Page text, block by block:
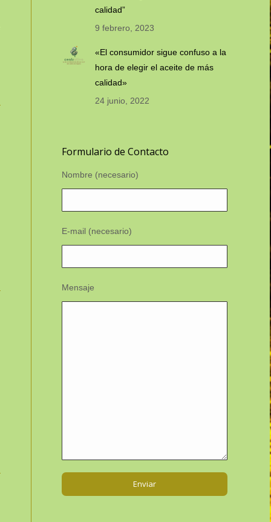
calidad”
9 febrero, 2023
«El consumidor sigue confuso a la
hora de elegir el aceite de más
calidad»
24 junio, 2022
Formulario de Contacto
Nombre (necesario)
E-mail (necesario)
Mensaje